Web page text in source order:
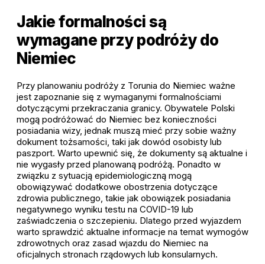
Jakie formalności są
wymagane przy podróży do
Niemiec
Przy planowaniu podróży z Torunia do Niemiec ważne
jest zapoznanie się z wymaganymi formalnościami
dotyczącymi przekraczania granicy. Obywatele Polski
mogą podróżować do Niemiec bez konieczności
posiadania wizy, jednak muszą mieć przy sobie ważny
dokument tożsamości, taki jak dowód osobisty lub
paszport. Warto upewnić się, że dokumenty są aktualne i
nie wygasły przed planowaną podróżą. Ponadto w
związku z sytuacją epidemiologiczną mogą
obowiązywać dodatkowe obostrzenia dotyczące
zdrowia publicznego, takie jak obowiązek posiadania
negatywnego wyniku testu na COVID-19 lub
zaświadczenia o szczepieniu. Dlatego przed wyjazdem
warto sprawdzić aktualne informacje na temat wymogów
zdrowotnych oraz zasad wjazdu do Niemiec na
oficjalnych stronach rządowych lub konsularnych.